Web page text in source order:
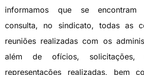
informamos que se encontram
consulta, no sindicato, todas as
reuniões realizadas com os
além de ofícios, solicitações,
representações realizadas, bem